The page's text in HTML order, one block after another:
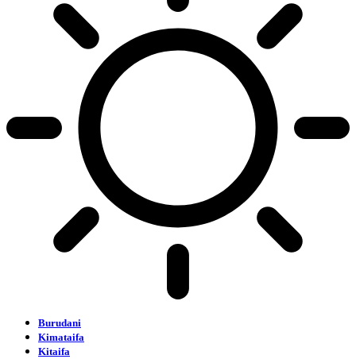
Burudani
Kimataifa
Kitaifa